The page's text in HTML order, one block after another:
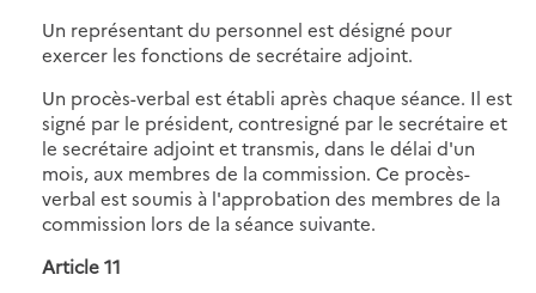
Un représentant du personnel est désigné pour
exercer les fonctions de secrétaire adjoint.
Un procès-verbal est établi après chaque séance. Il est
signé par le président, contresigné par le secrétaire et
le secrétaire adjoint et transmis, dans le délai d'un
mois, aux membres de la commission. Ce procès-
verbal est soumis à l'approbation des membres de la
commission lors de la séance suivante.
Article 11